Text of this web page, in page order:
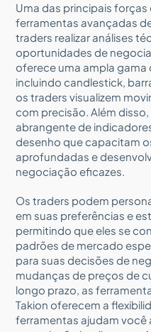
Uma das principais forças
ferramentas avançadas
traders realizar análises
oportunidades de
oferece uma ampla
incluindo candlestick,
os traders visualizem
com precisão. Além
abrangente de
desenho que capacitam
aprofundadas e
negociação eficazes.
Os traders podem
em suas preferências e
permitindo que eles se
padrões de mercado
para suas decisões de
mudanças de preços de
longo prazo, as
Takion oferecem a
ferramentas ajudam você